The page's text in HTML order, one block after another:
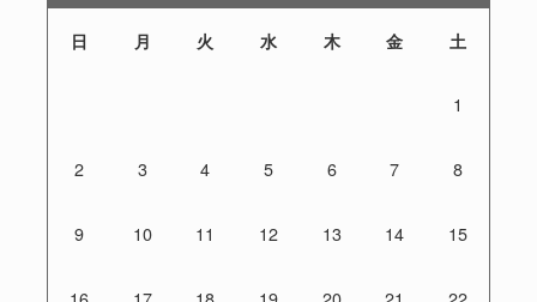
日 月 火 水 木 金 土
1
2 3 4 5 6 7 8
9 10 11 12 13 14 15